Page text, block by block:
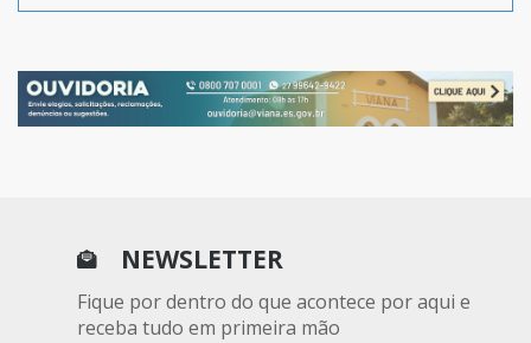
NEWSLETTER
Fique por dentro do que acontece por aqui e
receba tudo em primeira mão